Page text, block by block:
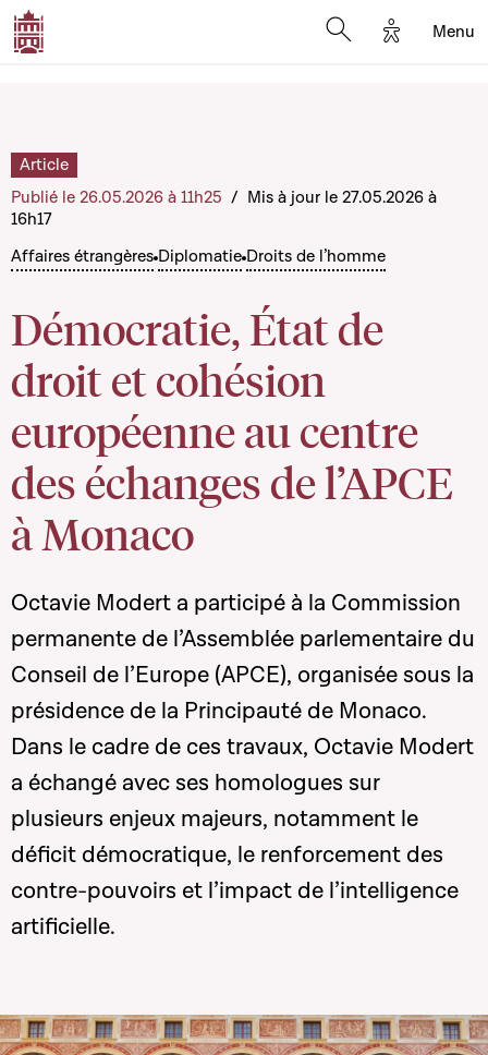
Options
Menu
Affaires étrangères Diplomatie Droits de l’homme
Démocratie, État de
droit et cohésion
européenne au centre
des échanges de l’APCE
à Monaco
Article
Publié le 26.05.2026 à 11h25 / Mis à jour le 27.05.2026 à
16h17
Octavie Modert a participé à la Commission
permanente de l’Assemblée parlementaire du
Conseil de l’Europe (APCE), organisée sous la
présidence de la Principauté de Monaco.
Dans le cadre de ces travaux, Octavie Modert
a échangé avec ses homologues sur
plusieurs enjeux majeurs, notamment le
déficit démocratique, le renforcement des
contre-pouvoirs et l’impact de l’intelligence
artificielle.